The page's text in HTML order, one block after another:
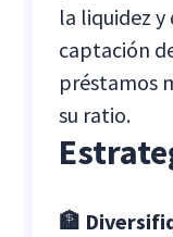
la liquidez
captación
préstamos
su ratio.
🏦